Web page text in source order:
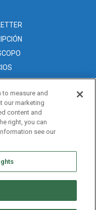
measure and
our marketing
content and
right, you can
see our